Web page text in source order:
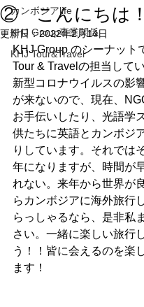
カンボジアlife
KHJ Group事業関係
KHJ Tour&Travel
② こんにちは！
更新日：2022年2月14日
KHJ Group のシーナット
Tour & Travelの担当してい
新型コロナウイルスの影
が来ないので、現在、
お手伝いしたり、光語学
供たちに英語とカンボジ
りしています。それでは
年になりますが、時間が
れない。来年から世界が
らカンボジアに海外旅行
らっしゃるなら、是非私
さい。一緒に楽しい旅行
う！！皆に会えるのを楽
ます！